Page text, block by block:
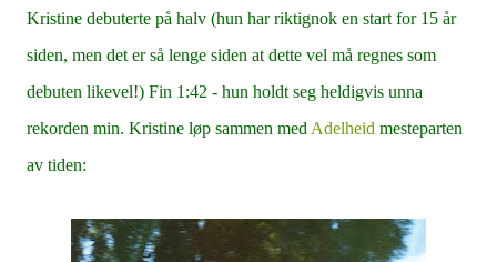
Kristine debuterte på halv (hun har riktignok en start for 15 år
siden, men det er så lenge siden at dette vel må regnes som
debuten likevel!) Fin 1:42 - hun holdt seg heldigvis unna
rekorden min. Kristine løp sammen med Adelheid mesteparten
av tiden: